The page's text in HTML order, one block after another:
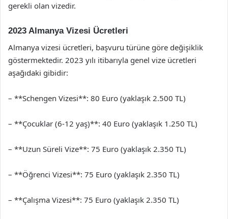
gerekli olan vizedir.
2023 Almanya Vizesi Ücretleri
Almanya vizesi ücretleri, başvuru türüne göre değişiklik
göstermektedir. 2023 yılı itibarıyla genel vize ücretleri
aşağıdaki gibidir:
– **Schengen Vizesi**: 80 Euro (yaklaşık 2.500 TL)
– **Çocuklar (6-12 yaş)**: 40 Euro (yaklaşık 1.250 TL)
– **Uzun Süreli Vize**: 75 Euro (yaklaşık 2.350 TL)
– **Öğrenci Vizesi**: 75 Euro (yaklaşık 2.350 TL)
– **Çalışma Vizesi**: 75 Euro (yaklaşık 2.350 TL)